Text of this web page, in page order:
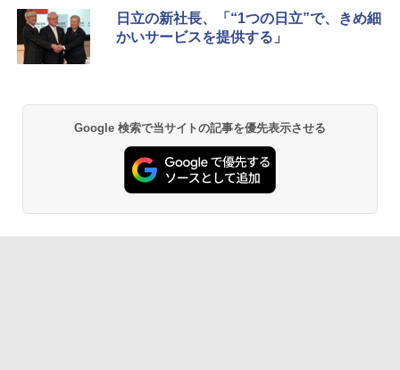
日立の新社長、「“1つの日立”で、きめ細
かいサービスを提供する」
Google 検索で当サイトの記事を優先表示させる